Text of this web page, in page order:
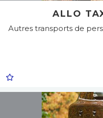
ALLO
Autres transports de